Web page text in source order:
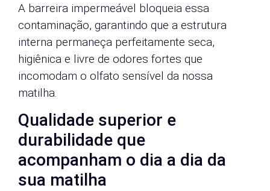
A barreira impermeável bloqueia essa
contaminação, garantindo que a estrutura
interna permaneça perfeitamente seca,
higiênica e livre de odores fortes que
incomodam o olfato sensível da nossa
matilha.
Qualidade superior e
durabilidade que
acompanham o dia a dia da
sua matilha